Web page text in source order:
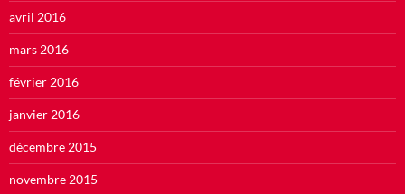
avril 2016
mars 2016
février 2016
janvier 2016
décembre 2015
novembre 2015